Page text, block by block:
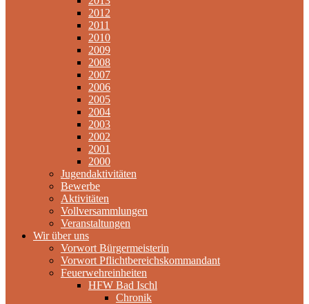
2012
2011
2010
2009
2008
2007
2006
2005
2004
2003
2002
2001
2000
Jugendaktivitäten
Bewerbe
Aktivitäten
Vollversammlungen
Veranstaltungen
Wir über uns
Vorwort Bürgermeisterin
Vorwort Pflichtbereichskommandant
Feuerwehreinheiten
HFW Bad Ischl
Chronik